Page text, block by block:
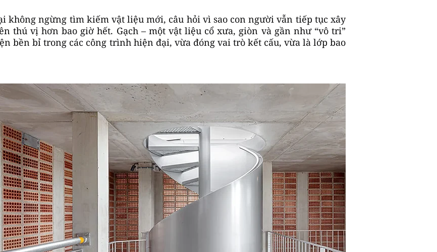
không ngừng tìm kiếm vật liệu mới, câu hỏi vì sao con người vẫn tiếp tục xây
thú vị hơn bao giờ hết. Gạch – một vật liệu cổ xưa, giòn và gần như “vô tri”
bền bỉ trong các công trình hiện đại, vừa đóng vai trò kết cấu, vừa là lớp bao